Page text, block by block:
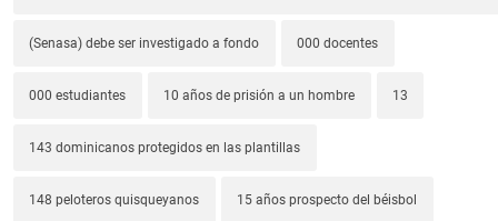
(Senasa) debe ser investigado a fondo 000 docentes
000 estudiantes 10 años de prisión a un hombre 13
143 dominicanos protegidos en las plantillas
148 peloteros quisqueyanos 15 años prospecto del béisbol